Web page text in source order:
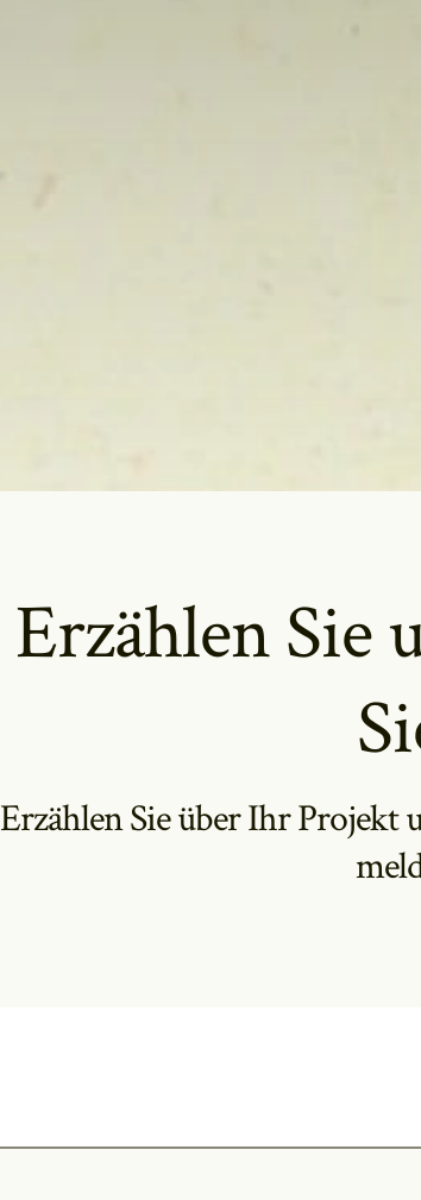
Erzählen Sie
Erzählen Sie über Ihr